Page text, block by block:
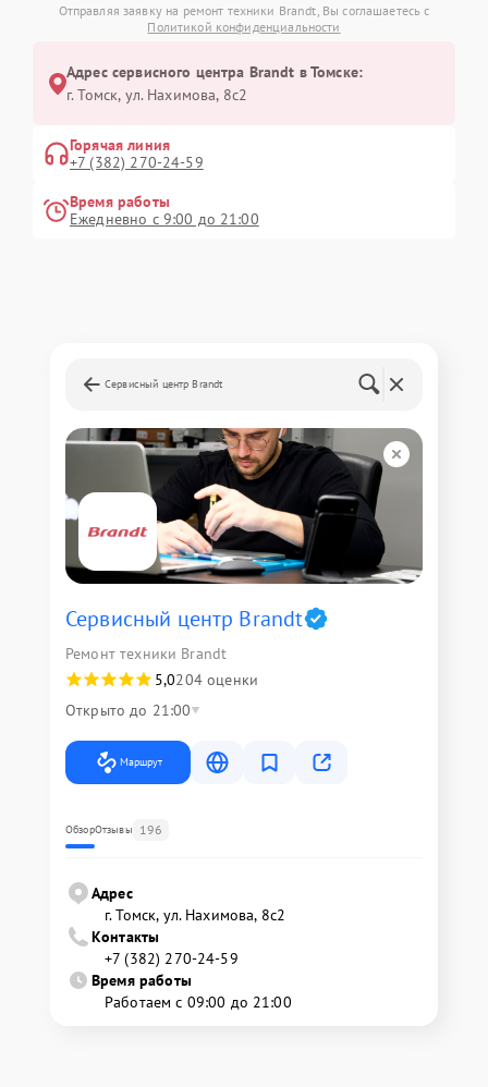
Отправляя заявку на ремонт техники Brandt, Вы соглашаетесь с
Политикой конфиденциальности
Адрес сервисного центра Brandt в Томске:
г. Томск, ул. Нахимова, 8с2
Горячая линия
+7 (382) 270-24-59
Время работы
Ежедневно с 9:00 до 21:00
Сервисный центр Brandt
Сервисный центр Brandt
Ремонт техники Brandt
5,0204 оценки
Открыто до 21:00
Маршрут
ОбзорОтзывы 196
Адрес
г. Томск, ул. Нахимова, 8с2
Контакты
+7 (382) 270-24-59
Время работы
Работаем с 09:00 до 21:00